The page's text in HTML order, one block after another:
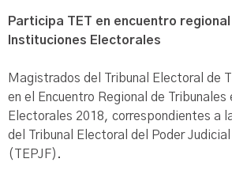
Participa TET en encuentro
Instituciones Electorales
Magistrados del Tribunal Electoral de
en el Encuentro Regional de
Electorales 2018, correspondientes a
del Tribunal Electoral del Poder
(TEPJF).